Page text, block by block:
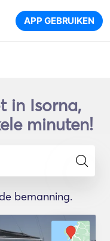
APP GEBRUIKEN
in Isorna,
minuten!
bemanning.